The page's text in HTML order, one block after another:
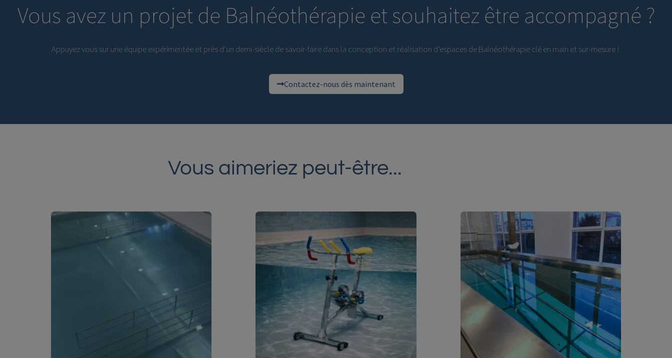
Vous avez un projet de Balnéothérapie et souhaitez être accompagné ?
Appuyez vous sur une équipe expérimentée et près d’un demi-siècle de savoir-faire dans la conception et réalisation d’espaces de Balnéothérapie clé en main et sur-mesure !
Contactez-nous dès maintenant
Vous aimeriez peut-être...